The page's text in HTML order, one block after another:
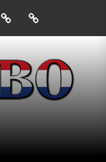
PrijavakSkini
mobilnu
Hrvatskog
neba